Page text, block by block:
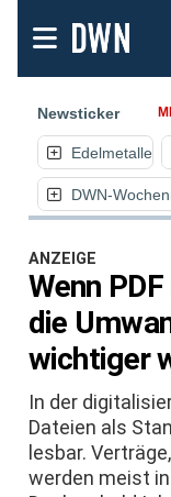
Newsticker
Edelmetalle
DWN-
ANZEIGE
Wenn
die
wichtiger
In der
Dateien als
lesbar.
werden meist